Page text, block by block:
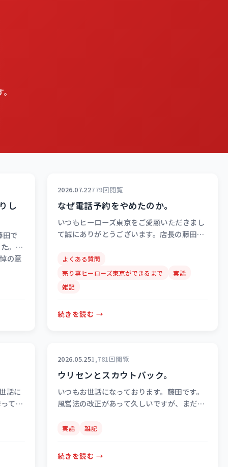
し
田で
。
の意
2026.07.22779回閲覧
なぜ電話予約をやめたのか。
いつもヒーローズ東京をご愛顧いただきまし
て誠にありがとうございます。店長の藤田で
ムに一本化しており、お電話でのご予約…
よくある質問
売り専ヒーローズ東京ができるまで
実話
雑記
続きを読む →
話に
て8
…
2026.05.251,781回閲覧
ウリセンとスカウトバック。
いつもお世話になっております。藤田です。
風営法の改正があって久しいですが、まだス
（スカウトしてることを平気で公言してま…
実話 雑記
続きを読む →